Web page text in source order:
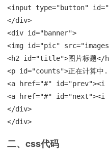
<input type="button"
</div>
<div id="banner">
<img id="pic"
<h2 id="title">图片标题</
<p id="counts">正在计算
<a href="#"
<a href="#"
</div>
</div>
二、css代码